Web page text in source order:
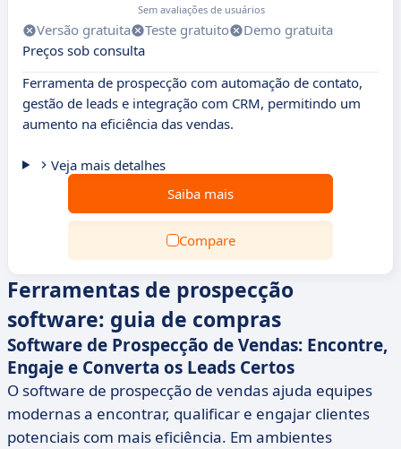
Sem avaliações de usuários
Versão gratuita Teste gratuito
Demo gratuita
Preços sob consulta
Ferramenta de prospecção com automação de contato,
gestão de leads e integração com CRM, permitindo um
aumento na eficiência das vendas.
Veja mais detalhes
Saiba mais
Compare
Ferramentas de prospecção
software: guia de compras
Software de Prospecção de Vendas: Encontre,
Engaje e Converta os Leads Certos
O software de prospecção de vendas ajuda equipes
modernas a encontrar, qualificar e engajar clientes
potenciais com mais eficiência. Em ambientes